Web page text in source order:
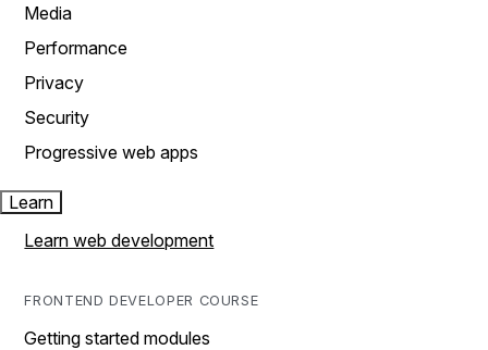
Media
Performance
Privacy
Security
Progressive web apps
Learn
Learn web development
FRONTEND DEVELOPER COURSE
Getting started modules